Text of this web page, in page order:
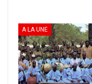
Le camionneur
indiqué,
chargé de 40
renversa.
A LA UNE